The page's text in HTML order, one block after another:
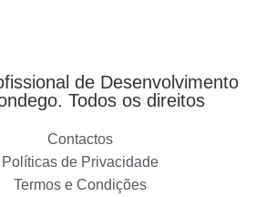
de Desenvolvimento
Todos os direitos
Contactos
Políticas de Privacidade
Termos e Condições